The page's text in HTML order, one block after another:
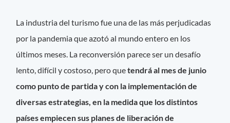
La industria del turismo fue una de las más perjudicadas
por la pandemia que azotó al mundo entero en los
últimos meses. La reconversión parece ser un desafío
lento, difícil y costoso, pero quetendrá al mes de junio
como punto de partida y con la implementación de
diversas estrategias, en la medida que los distintos
países empiecen sus planes de liberación de